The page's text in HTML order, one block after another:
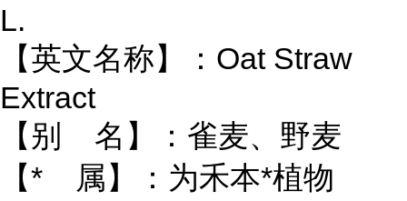
L.
【英文名称】：Oat Straw
Extract
【别 名】：雀麦、野麦
【* 属】：为禾本*植物